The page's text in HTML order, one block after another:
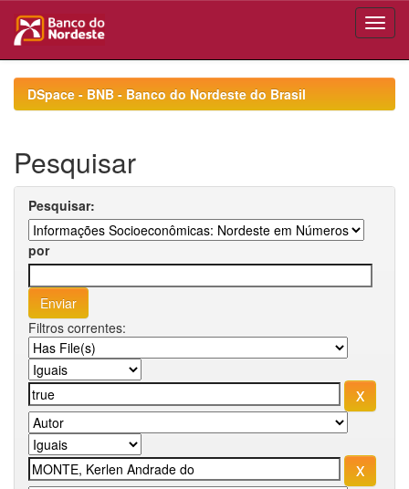
navigationDSpace - BNB - Banco do Nordeste do Brasil
Pesquisar
Pesquisar:
por
Filtros correntes: